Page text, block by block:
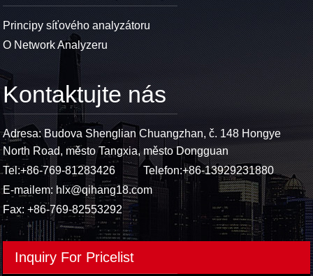
Principy síťového analyzátoru
O Network Analyzeru
Kontaktujte nás
Adresa: Budova Shenglian Chuangzhan, č. 148 Hongye
North Road, město Tangxia, město Dongguan
Tel:+86-769-81283426 Telefon:+86-13929231880
E-mailem:hlx@qihang18.com
Fax: +86-769-82553292
Inquiry For Pricelist